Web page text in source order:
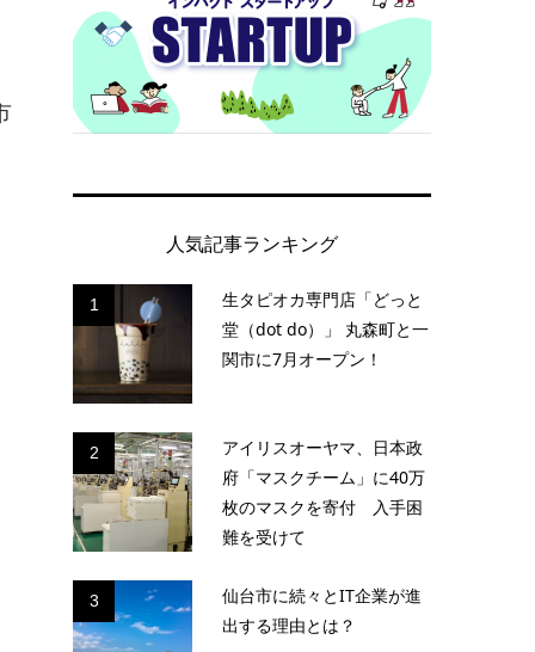
人気記事ランキング
1
生タピオカ専門店「どっと
堂（dot do）」 丸森町と一
関市に7月オープン！
2
アイリスオーヤマ、日本政
府「マスクチーム」に40万
枚のマスクを寄付 入手困
難を受けて
3
仙台市に続々とIT企業が進
出する理由とは？